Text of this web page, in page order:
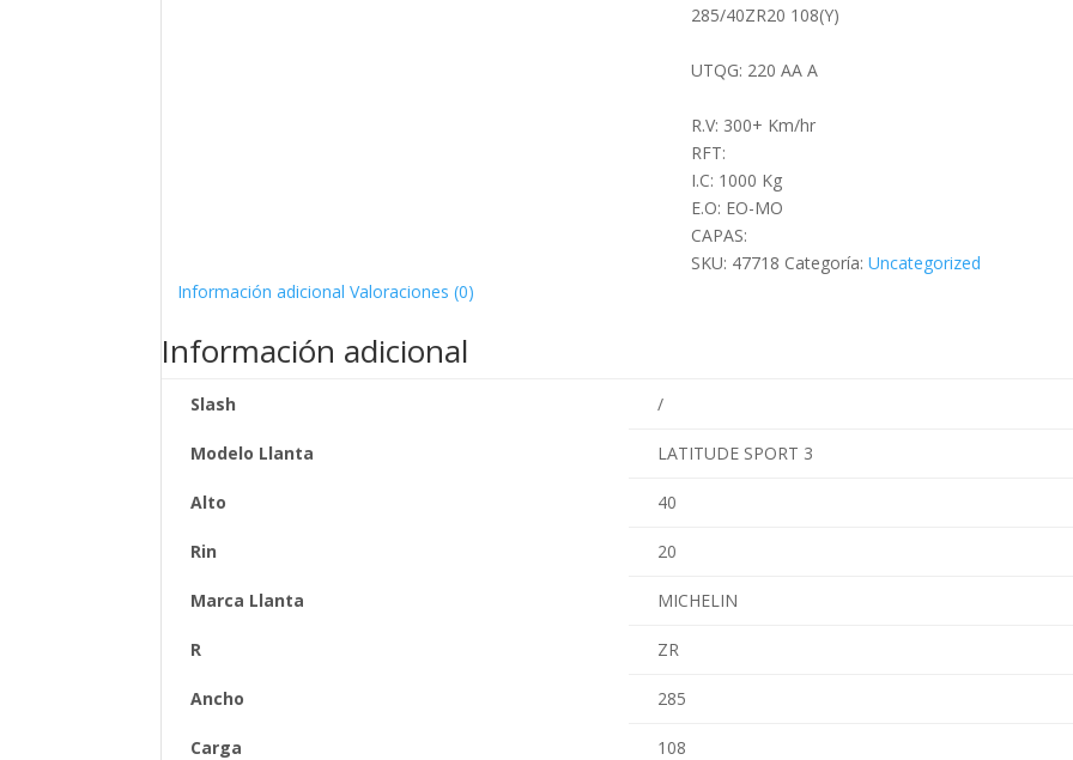
285/40ZR20 108(Y)
UTQG: 220 AA A
R.V: 300+ Km/hr
RFT:
I.C: 1000 Kg
E.O: EO-MO
CAPAS:
SKU: 47718 Categoría: Uncategorized
Información adicional Valoraciones (0)
Información adicional
Slash /
Modelo Llanta LATITUDE SPORT 3
Alto 40
Rin 20
Marca Llanta MICHELIN
R ZR
Ancho 285
Carga 108